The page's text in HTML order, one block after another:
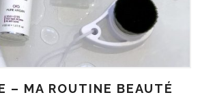
– MA ROUTINE BEAUTÉ